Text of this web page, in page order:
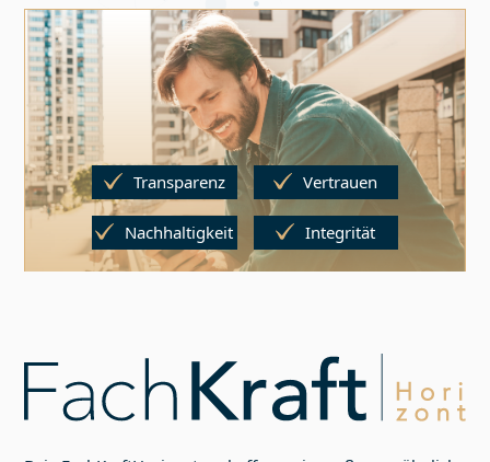
Transparenz Vertrauen
Nachhaltigkeit Integrität